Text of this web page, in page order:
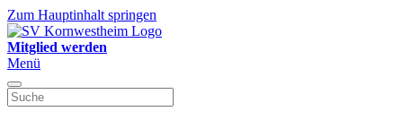
Zum Hauptinhalt springen
Mitglied werden
Menü